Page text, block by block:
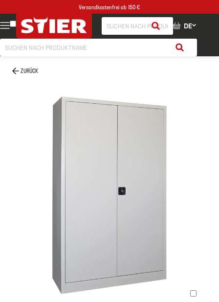
Versandkostenfrei ab 150 €
DE
ZURÜCK